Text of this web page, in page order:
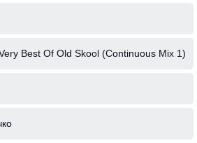
Best Of Old Skool (Continuous Mix 1)